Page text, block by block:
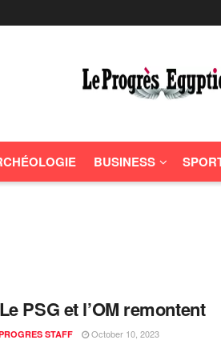
BUSINESS
PSG et l’OM remontent
STAFF October 10, 2023